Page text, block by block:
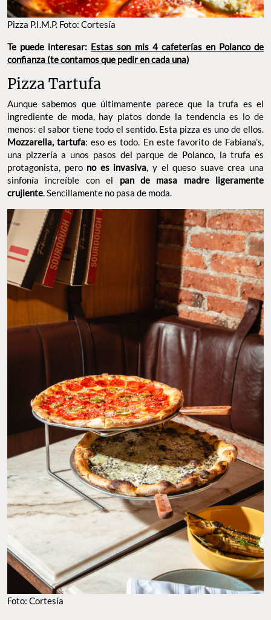
Pizza P.I.M.P. Foto: Cortesía
Te puede interesar: Estas son mis 4 cafeterías en Polanco de
confianza (te contamos que pedir en cada una)
Pizza Tartufa
Aunque sabemos que últimamente parece que la trufa es el
ingrediente de moda, hay platos donde la tendencia es lo de
menos: el sabor tiene todo el sentido. Esta pizza es uno de ellos.
Mozzarella, tartufa: eso es todo. En este favorito de Fabiana’s,
una pizzería a unos pasos del parque de Polanco, la trufa es
protagonista, pero no es invasiva , y el queso suave crea una
sinfonía increíble con el pan de masa madre ligeramente
crujiente . Sencillamente no pasa de moda.
Foto: Cortesía